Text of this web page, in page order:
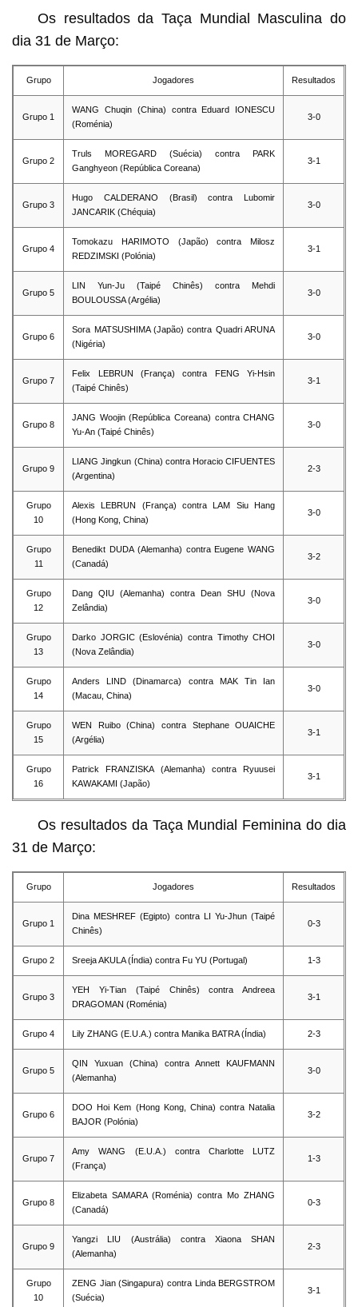
Os resultados da Taça Mundial Masculina do
dia 31 de Março:
Grupo Jogadores Resultados
Grupo 1
WANG Chuqin (China) contra Eduard IONESCU
(Roménia)
3-0
Grupo 2
Truls MOREGARD (Suécia) contra PARK
Ganghyeon (República Coreana)
3-1
Grupo 3
Hugo CALDERANO (Brasil) contra Lubomir
JANCARIK (Chéquia)
3-0
Grupo 4
Tomokazu HARIMOTO (Japão) contra Milosz
REDZIMSKI (Polónia)
3-1
Grupo 5
LIN Yun-Ju (Taipé Chinês) contra Mehdi
BOULOUSSA (Argélia)
3-0
Grupo 6
Sora MATSUSHIMA (Japão) contra Quadri ARUNA
(Nigéria)
3-0
Grupo 7
Felix LEBRUN (França) contra FENG Yi-Hsin
(Taipé Chinês)
3-1
Grupo 8
JANG Woojin (República Coreana) contra CHANG
Yu-An (Taipé Chinês)
3-0
Grupo 9
LIANG Jingkun (China) contra Horacio CIFUENTES
(Argentina)
2-3
Grupo
10
Alexis LEBRUN (França) contra LAM Siu Hang
(Hong Kong, China)
3-0
Grupo
11
Benedikt DUDA (Alemanha) contra Eugene WANG
(Canadá)
3-2
Grupo
12
Dang QIU (Alemanha) contra Dean SHU (Nova
Zelândia)
3-0
Grupo
13
Darko JORGIC (Eslovénia) contra Timothy CHOI
(Nova Zelândia)
3-0
Grupo
14
Anders LIND (Dinamarca) contra MAK Tin Ian
(Macau, China)
3-0
Grupo
15
WEN Ruibo (China) contra Stephane OUAICHE
(Argélia)
3-1
Grupo
16
Patrick FRANZISKA (Alemanha) contra Ryuusei
KAWAKAMI (Japão)
3-1
Os resultados da Taça Mundial Feminina do dia
31 de Março:
Grupo Jogadores Resultados
Grupo 1
Dina MESHREF (Egipto) contra LI Yu-Jhun (Taipé
Chinês)
0-3
Grupo 2 Sreeja AKULA (Índia) contra Fu YU (Portugal) 1-3
Grupo 3
YEH Yi-Tian (Taipé Chinês) contra Andreea
DRAGOMAN (Roménia)
3-1
Grupo 4 Lily ZHANG (E.U.A.) contra Manika BATRA (Índia) 2-3
Grupo 5
QIN Yuxuan (China) contra Annett KAUFMANN
(Alemanha)
3-0
Grupo 6
DOO Hoi Kem (Hong Kong, China) contra Natalia
BAJOR (Polónia)
3-2
Grupo 7
Amy WANG (E.U.A.) contra Charlotte LUTZ
(França)
1-3
Grupo 8
Elizabeta SAMARA (Roménia) contra Mo ZHANG
(Canadá)
0-3
Grupo 9
Yangzi LIU (Austrália) contra Xiaona SHAN
(Alemanha)
2-3
Grupo
10
ZENG Jian (Singapura) contra Linda BERGSTROM
(Suécia)
3-1